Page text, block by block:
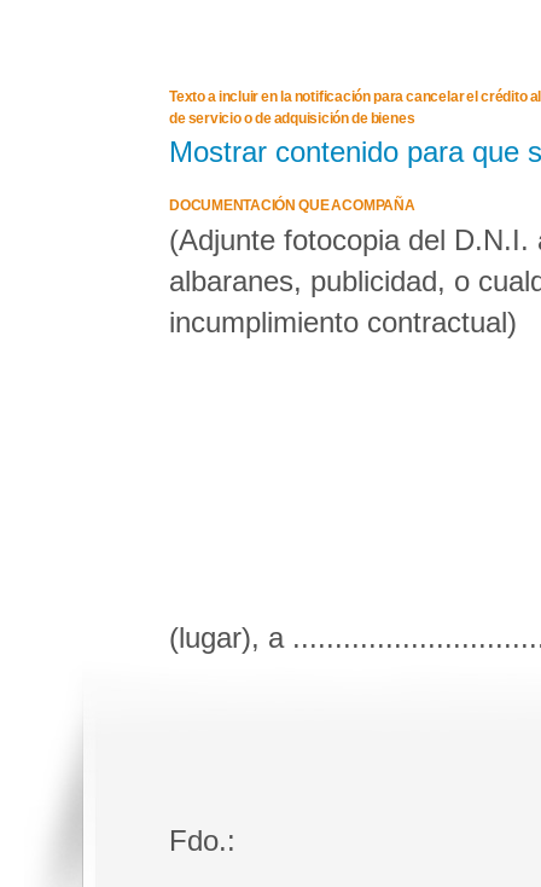
Texto a incluir en la notificación para cancelar el crédito
de servicio o de adquisición de bienes
Mostrar contenido para que
DOCUMENTACIÓN QUE ACOMPAÑA
(Adjunte fotocopia del
albaranes, publicidad, o
incumplimiento contractual)
(lugar), a
Fdo.: